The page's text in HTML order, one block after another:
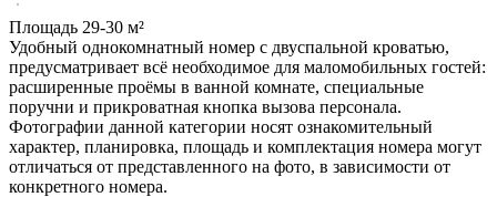
Площадь 29-30 м²
Удобный однокомнатный номер с двуспальной кроватью,
предусматривает всё необходимое для маломобильных гостей:
расширенные проёмы в ванной комнате, специальные
поручни и прикроватная кнопка вызова персонала.
Фотографии данной категории носят ознакомительный
характер, планировка, площадь и комплектация номера могут
отличаться от представленного на фото, в зависимости от
конкретного номера.